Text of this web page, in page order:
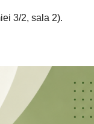
3/2, sala 2).